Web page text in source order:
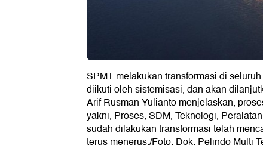
SPMT melakukan transformasi di
diikuti oleh sistemisasi, dan akan
Arif Rusman Yulianto menjelaskan,
yakni, Proses, SDM, Teknologi,
sudah dilakukan transformasi telah
terus menerus./Foto: Dok. Pelindo Multi